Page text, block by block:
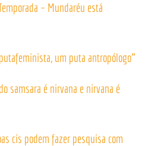
– Mundaréu está
um puta antropólogo”
samsara é nirvana e nirvana é
cis podem fazer pesquisa com